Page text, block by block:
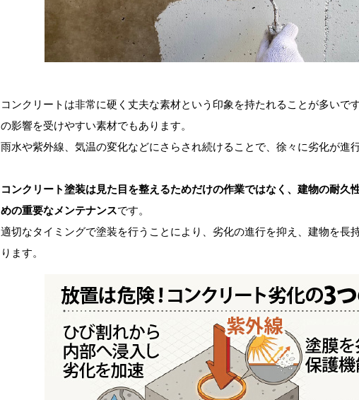
コンクリートは非常に硬く丈夫な素材という印象を持たれることが多いで
の影響を受けやすい素材でもあります。
雨水や紫外線、気温の変化などにさらされ続けることで、徐々に劣化が進
コンクリート塗装は見た目を整えるためだけの作業ではなく、建物の耐久
めの重要なメンテナンスです。
適切なタイミングで塗装を行うことにより、劣化の進行を抑え、建物を長
ります。